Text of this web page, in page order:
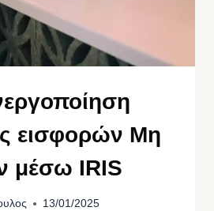
εισφορών Μη
μέσω IRIS
13/01/2025